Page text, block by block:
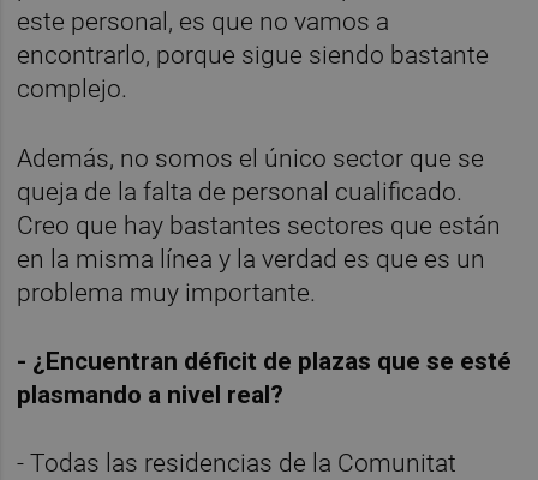
este personal, es que no vamos a
encontrarlo, porque sigue siendo bastante
complejo.
Además, no somos el único sector que se
queja de la falta de personal cualificado.
Creo que hay bastantes sectores que están
en la misma línea y la verdad es que es un
problema muy importante.
- ¿Encuentran déficit de plazas que se esté
plasmando a nivel real?
- Todas las residencias de la Comunitat